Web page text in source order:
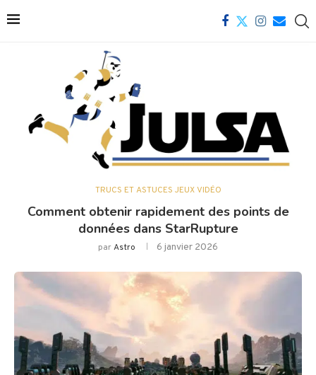
TRUCS ET ASTUCES JEUX VIDÉO
Comment obtenir rapidement des points de
données dans StarRupture
parAstro 6 janvier 2026